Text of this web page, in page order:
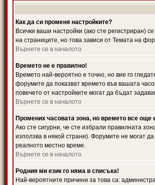
Как да си променя настройките?
Всички ваши настройки (ако сте регистриран)
на страниците, но това зависи от Темата на
Върнете се в началото
Времето не е правилно!
Времето най-вероятно е точно, но вие го
форумите да показват времето във вашата
повечето от настройките могат да бъдат
Върнете се в началото
Промених часовата зона, но времето все още
Ако сте сигурни, че сте избрали правилната
използва в някой страни). Форумите не могат
реалното местно време.
Върнете се в началото
Родния ми език го няма в списъка!
Най-вероятните причини за това са: